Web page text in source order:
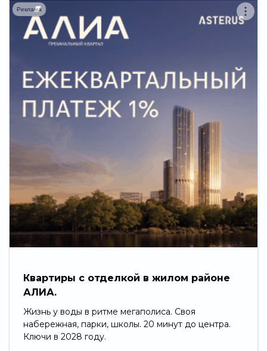
Квартиры с отделкой в жилом районе
АЛИА.
Жизнь у воды в ритме мегаполиса. Своя
набережная, парки, школы. 20 минут до центра.
Ключи в 2028 году.
Реклама